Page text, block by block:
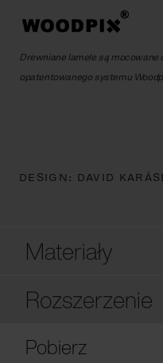
Drewniane lamele są
opatentowanego systemu
DESIGN: DAVID
Materiały
Rozszerzenie
Pobierz